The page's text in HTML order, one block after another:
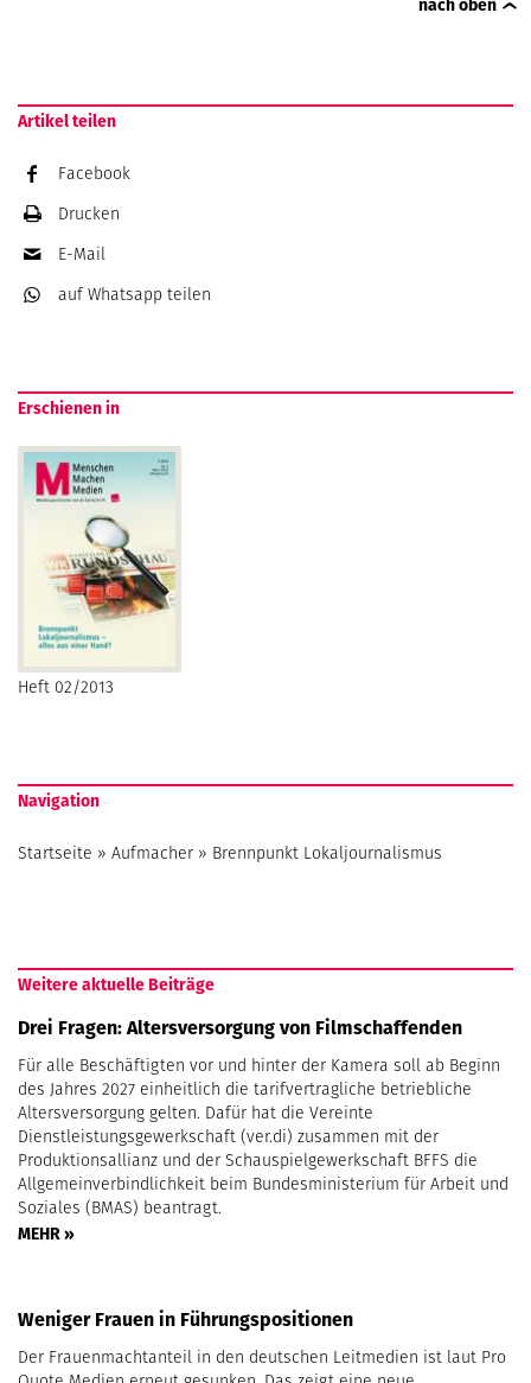
nach oben
Artikel teilen
Facebook
Drucken
E-Mail
auf Whatsapp teilen
Erschienen in
Heft 02/2013
Navigation
Startseite » Aufmacher » Brennpunkt Lokaljournalismus
Weitere aktuelle Beiträge
Drei Fragen: Altersversorgung von Filmschaffenden
Für alle Beschäftigten vor und hinter der Kamera soll ab Beginn
des Jahres 2027 einheitlich die tarifvertragliche betriebliche
Altersversorgung gelten. Dafür hat die Vereinte
Dienstleistungsgewerkschaft (ver.di) zusammen mit der
Produktionsallianz und der Schauspielgewerkschaft BFFS die
Allgemeinverbindlichkeit beim Bundesministerium für Arbeit und
Soziales (BMAS) beantragt.
MEHR »
Weniger Frauen in Führungspositionen
Der Frauenmachtanteil in den deutschen Leitmedien ist laut Pro